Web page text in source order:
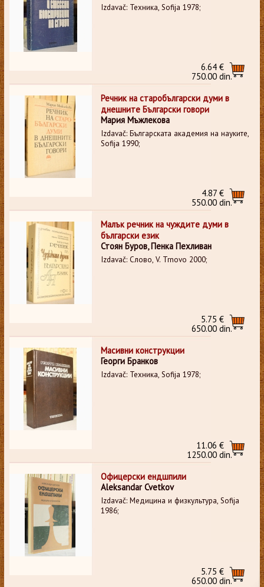
Izdavač: Техника, Sofija 1978;
6.64 €
750.00 din.
Речник на старобългарски думи в
днешните Български говори
Мария Мъжлекова
Izdavač: Българската академия на науките,
Sofija 1990;
4.87 €
550.00 din.
Малък речник на чуждите думи в
български език
Стоян Буров, Пенка Пехливан
Izdavač: Слово, V. Trnovo 2000;
5.75 €
650.00 din.
Масивни конструкции
Георги Бранков
Izdavač: Техника, Sofija 1978;
11.06 €
1250.00 din.
Офицерски ендшпили
Aleksandar Cvetkov
Izdavač: Медицина и физкультура, Sofija
1986;
5.75 €
650.00 din.